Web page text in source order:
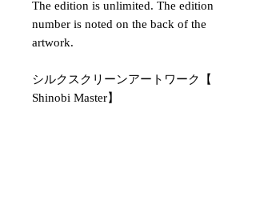
The edition is unlimited. The edition
number is noted on the back of the
artwork.
シルクスクリーンアートワーク【
Shinobi Master】